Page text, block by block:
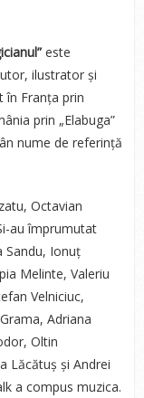
este
ilustrator și
în Franța prin
prin „Elabuga”
nume de referință
Octavian
au împrumutat
Sandu, Ionuț
Melinte, Valeriu
Velniciuc,
Adriana
Oltin
Lăcătuș și Andrei
a compus muzica.